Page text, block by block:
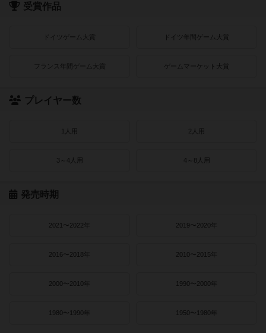
受賞作品
ドイツゲーム大賞 ドイツ年間ゲーム大賞
フランス年間ゲーム大賞 ゲームマーケット大賞
プレイヤー数
1人用 2人用
3～4人用 4～8人用
発売時期
2021〜2022年 2019〜2020年
2016〜2018年 2010〜2015年
2000〜2010年 1990〜2000年
1980〜1990年 1950〜1980年